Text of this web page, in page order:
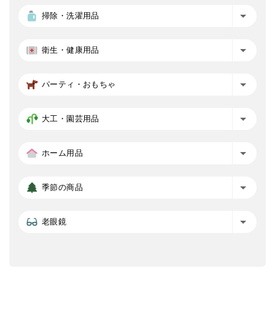
掃除・洗濯用品
衛生・健康用品
パーティ・おもちゃ
大工・園芸用品
ホーム用品
季節の商品
老眼鏡